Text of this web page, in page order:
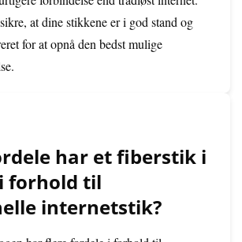
at dine stikkene er i god stand og
for at opnå den bedst mulige
har et fiberstik i
forhold til
internetstik?